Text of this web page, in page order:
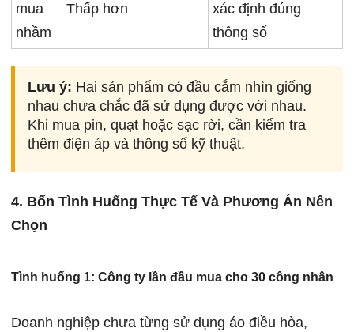
mua
nhầm
Thấp hơn
xác định đúng
thông số
Lưu ý: Hai sản phẩm có đầu cắm nhìn giống
nhau chưa chắc đã sử dụng được với nhau.
Khi mua pin, quạt hoặc sạc rời, cần kiểm tra
thêm điện áp và thông số kỹ thuật.
4. Bốn Tình Huống Thực Tế Và Phương Án Nên
Chọn
Tình huống 1: Công ty lần đầu mua cho 30 công nhân
Doanh nghiệp chưa từng sử dụng áo điều hòa,